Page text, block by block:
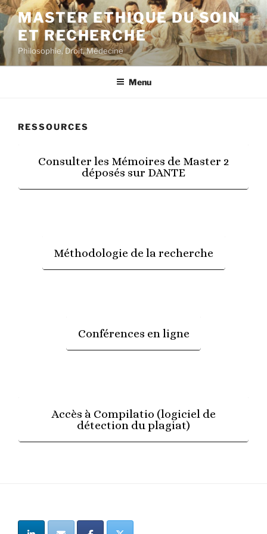
Aller
au
contenu
principal
MASTER ETHIQUE DU SOIN
ET RECHERCHE
Philosophie, Droit, Médecine
Menu
RESSOURCES
Consulter les Mémoires de Master 2
déposés sur DANTE
Méthodologie de la recherche
Conférences en ligne
Accès à Compilatio (logiciel de
détection du plagiat)